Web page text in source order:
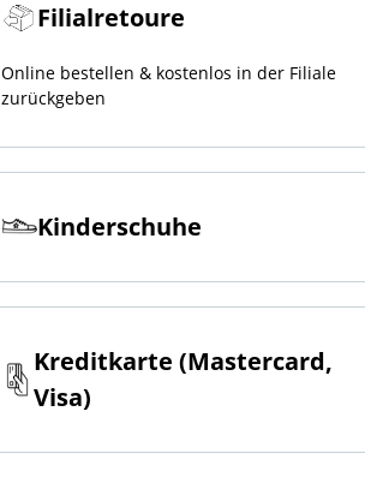
Filialretoure
Online bestellen & kostenlos in der Filiale
zurückgeben
Kinderschuhe
Kreditkarte (Mastercard,
Visa)